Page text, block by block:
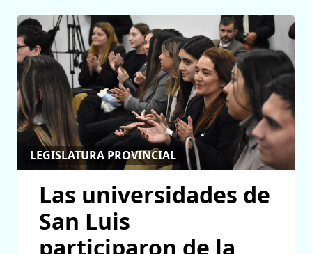
LEGISLATURA PROVINCIAL
Las universidades de
San Luis
participaron de la